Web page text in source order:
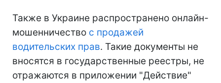
Также в Украине распространено онлайн-
мошенничество с продажей
водительских прав. Такие документы не
вносятся в государственные реестры, не
отражаются в приложении "Действие"